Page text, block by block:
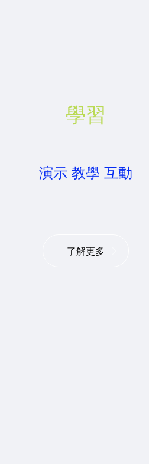
學習
演示 教學 互動
了解更多